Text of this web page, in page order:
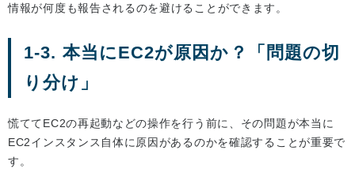
情報が何度も報告されるのを避けることができます。
1-3. 本当にEC2が原因か？「問題の切
り分け」
慌ててEC2の再起動などの操作を行う前に、その問題が本当に
EC2インスタンス自体に原因があるのかを確認することが重要で
す。